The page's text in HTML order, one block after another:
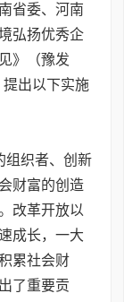
省委、河南
弘扬优秀企
》（豫发
提出以下实施
织者、创新
财富的创造
改革开放以
成长，一大
累社会财
了重要贡